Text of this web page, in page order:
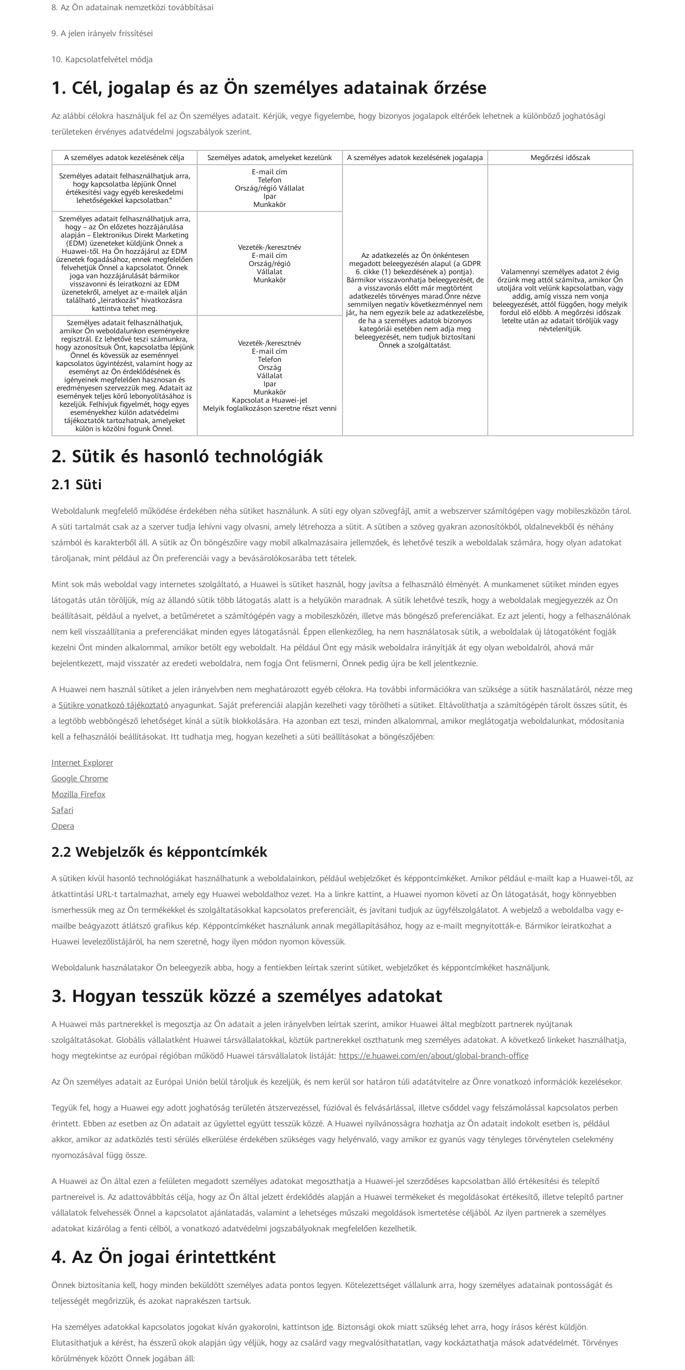
8. Az Ön adatainak nemzetközi továbbításai
9. A jelen irányelv frissítései
10. Kapcsolatfelvétel módja
1. Cél, jogalap és az Ön személyes adatainak őrzése
Az alábbi célokra használjuk fel az Ön személyes adatait. Kérjük, vegye figyelembe, hogy bizonyos jogalapok eltérőek lehetnek a különböző joghatósági
területeken érvényes adatvédelmi jogszabályok szerint.
A személyes adatok kezelésének célja Személyes adatok, amelyeket kezelünk A személyes adatok kezelésének jogalapja Megőrzési időszak
Személyes adatait felhasználhatjuk arra,
hogy kapcsolatba lépjünk Önnel
értékesítési vagy egyéb kereskedelmi
lehetőségekkel kapcsolatban.”
E-mail cím
Telefon
Ország/régió Vállalat
Ipar
Munkakör
Az adatkezelés az Ön önkéntesen
megadott beleegyezésén alapul (a GDPR
6. cikke (1) bekezdésének a) pontja).
Bármikor visszavonhatja beleegyezését, de
a visszavonás előtt már megtörtént
adatkezelés törvényes marad.Önre nézve
semmilyen negatív következménnyel nem
jár,, ha nem egyezik bele az adatkezelésbe,
de ha a személyes adatok bizonyos
kategóriái esetében nem adja meg
beleegyezését, nem tudjuk biztosítani
Önnek a szolgáltatást.
Valamennyi személyes adatot 2 évig
őrzünk meg attól számítva, amikor Ön
utoljára volt velünk kapcsolatban, vagy
addig, amíg vissza nem vonja
beleegyezését, attól függően, hogy melyik
fordul elő előbb. A megőrzési időszak
letelte után az adatait töröljük vagy
névtelenítjük.
Személyes adatait felhasználhatjuk arra,
hogy – az Ön előzetes hozzájárulása
alapján – Elektronikus Direkt Marketing
(EDM) üzeneteket küldjünk Önnek a
Huawei-től. Ha Ön hozzájárul az EDM
üzenetek fogadásához, ennek megfelelően
felvehetjük Önnel a kapcsolatot. Önnek
joga van hozzájárulását bármikor
visszavonni és leiratkozni az EDM
üzenetekről, amelyet az e-mailek alján
található „leiratkozás” hivatkozásra
kattintva tehet meg.
Vezeték-/keresztnév
E-mail cím
Ország/régió
Vállalat
Munkakör
Személyes adatait felhasználhatjuk,
amikor Ön weboldalunkon eseményekre
regisztrál. Ez lehetővé teszi számunkra,
hogy azonosítsuk Önt, kapcsolatba lépjünk
Önnel és kövessük az eseménnyel
kapcsolatos ügyintézést, valamint hogy az
eseményt az Ön érdeklődésének és
igényeinek megfelelően hasznosan és
eredményesen szervezzük meg. Adatait az
események teljes körű lebonyolításához is
kezeljük. Felhívjuk figyelmét, hogy egyes
eseményekhez külön adatvédelmi
tájékoztatók tartozhatnak, amelyeket
külön is közölni fogunk Önnel.
Vezeték-/keresztnév
E-mail cím
Telefon
Ország
Vállalat
Ipar
Munkakör
Kapcsolat a Huawei-jel
Melyik foglalkozáson szeretne részt venni
2. Sütik és hasonló technológiák
2.1 Süti
Weboldalunk megfelelő működése érdekében néha sütiket használunk. A süti egy olyan szövegfájl, amit a webszerver számítógépen vagy mobileszközön tárol.
A süti tartalmát csak az a szerver tudja lehívni vagy olvasni, amely létrehozza a sütit. A sütiben a szöveg gyakran azonosítókból, oldalnevekből és néhány
számból és karakterből áll. A sütik az Ön böngészőire vagy mobil alkalmazásaira jellemzőek, és lehetővé teszik a weboldalak számára, hogy olyan adatokat
tároljanak, mint például az Ön preferenciái vagy a bevásárolókosarába tett tételek.
Mint sok más weboldal vagy internetes szolgáltató, a Huawei is sütiket használ, hogy javítsa a felhasználó élményét. A munkamenet sütiket minden egyes
látogatás után töröljük, míg az állandó sütik több látogatás alatt is a helyükön maradnak. A sütik lehetővé teszik, hogy a weboldalak megjegyezzék az Ön
beállításait, például a nyelvet, a betűméretet a számítógépén vagy a mobileszközén, illetve más böngésző preferenciákat. Ez azt jelenti, hogy a felhasználónak
nem kell visszaállítania a preferenciákat minden egyes látogatásnál. Éppen ellenkezőleg, ha nem használatosak sütik, a weboldalak új látogatóként fogják
kezelni Önt minden alkalommal, amikor betölt egy weboldalt. Ha például Önt egy másik weboldalra irányítják át egy olyan weboldalról, ahová már
bejelentkezett, majd visszatér az eredeti weboldalra, nem fogja Önt felismerni, Önnek pedig újra be kell jelentkeznie.
A Huawei nem használ sütiket a jelen irányelvben nem meghatározott egyéb célokra. Ha további információkra van szüksége a sütik használatáról, nézze meg
a Sütikre vonatkozó tájékoztatóanyagunkat. Saját preferenciái alapján kezelheti vagy törölheti a sütiket. Eltávolíthatja a számítógépén tárolt összes sütit, és
a legtöbb webböngésző lehetőséget kínál a sütik blokkolására. Ha azonban ezt teszi, minden alkalommal, amikor meglátogatja weboldalunkat, módosítania
kell a felhasználói beállításokat. Itt tudhatja meg, hogyan kezelheti a süti beállításokat a böngészőjében:
Internet Explorer
Google Chrome
Mozilla Firefox
Safari
Opera
2.2 Webjelzők és képpontcímkék
A sütiken kívül hasonló technológiákat használhatunk a weboldalainkon, például webjelzőket és képpontcímkéket. Amikor például e-mailt kap a Huawei-től, az
átkattintási URL-t tartalmazhat, amely egy Huawei weboldalhoz vezet. Ha a linkre kattint, a Huawei nyomon követi az Ön látogatását, hogy könnyebben
ismerhessük meg az Ön termékekkel és szolgáltatásokkal kapcsolatos preferenciáit, és javítani tudjuk az ügyfélszolgálatot. A webjelző a weboldalba vagy e-
mailbe beágyazott átlátszó grafikus kép. Képpontcímkéket használunk annak megállapításához, hogy az e-mailt megnyitották-e. Bármikor leiratkozhat a
Huawei levelezőlistájáról, ha nem szeretné, hogy ilyen módon nyomon kövessük.
Weboldalunk használatakor Ön beleegyezik abba, hogy a fentiekben leírtak szerint sütiket, webjelzőket és képpontcímkéket használjunk.
3. Hogyan tesszük közzé a személyes adatokat
A Huawei más partnerekkel is megosztja az Ön adatait a jelen irányelvben leírtak szerint, amikor Huawei által megbízott partnerek nyújtanak
szolgáltatásokat. Globális vállalatként Huawei társvállalatokkal, köztük partnerekkel oszthatunk meg személyes adatokat. A következő linkeket használhatja,
hogy megtekintse az európai régióban működő Huawei társvállalatok listáját: https://e.huawei.com/en/about/global-branch-office
Az Ön személyes adatait az Európai Unión belül tároljuk és kezeljük, és nem kerül sor határon túli adatátvitelre az Önre vonatkozó információk kezelésekor.
Tegyük fel, hogy a Huawei egy adott joghatóság területén átszervezéssel, fúzióval és felvásárlással, illetve csőddel vagy felszámolással kapcsolatos perben
érintett. Ebben az esetben az Ön adatait az ügylettel együtt tesszük közzé. A Huawei nyilvánosságra hozhatja az Ön adatait indokolt esetben is, például
akkor, amikor az adatközlés testi sérülés elkerülése érdekében szükséges vagy helyénvaló, vagy amikor ez gyanús vagy tényleges törvénytelen cselekmény
nyomozásával függ össze.
A Huawei az Ön által ezen a felületen megadott személyes adatokat megoszthatja a Huawei-jel szerződéses kapcsolatban álló értékesítési és telepítő
partnereivel is. Az adattovábbítás célja, hogy az Ön által jelzett érdeklődés alapján a Huawei termékeket és megoldásokat értékesítő, illetve telepítő partner
vállalatok felvehessék Önnel a kapcsolatot ajánlatadás, valamint a lehetséges műszaki megoldások ismertetése céljából. Az ilyen partnerek a személyes
adatokat kizárólag a fenti célból, a vonatkozó adatvédelmi jogszabályoknak megfelelően kezelhetik.
4. Az Ön jogai érintettként
Önnek biztosítania kell, hogy minden beküldött személyes adata pontos legyen. Kötelezettséget vállalunk arra, hogy személyes adatainak pontosságát és
teljességét megőrizzük, és azokat naprakészen tartsuk.
Ha személyes adatokkal kapcsolatos jogokat kíván gyakorolni, kattintson ide. Biztonsági okok miatt szükség lehet arra, hogy írásos kérést küldjön.
Elutasíthatjuk a kérést, ha ésszerű okok alapján úgy véljük, hogy az csalárd vagy megvalósíthatatlan, vagy kockáztathatja mások adatvédelmét. Törvényes
körülmények között Önnek jogában áll: